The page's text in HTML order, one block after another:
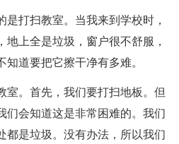
是打扫教室。当我来到学校时，
上全是垃圾，窗户很不舒服，
道要把它擦干净有多难。
室。首先，我们要打扫地板。但
们会知道这是非常困难的。我们
都是垃圾。没有办法，所以我们